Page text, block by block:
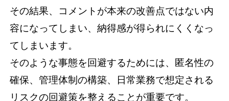
その結果、コメントが本来の改善点ではない内
容になってしまい、納得感が得られにくくなっ
てしまいます。
そのような事態を回避するためには、匿名性の
確保、管理体制の構築、日常業務で想定される
リスクの回避策を整えることが重要です。